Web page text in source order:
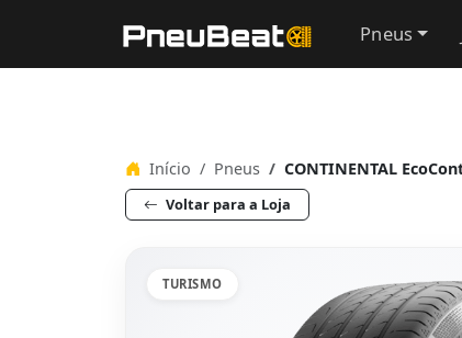
Pneus
Início Pneus CONTINENTAL
Voltar para a Loja
TURISMO